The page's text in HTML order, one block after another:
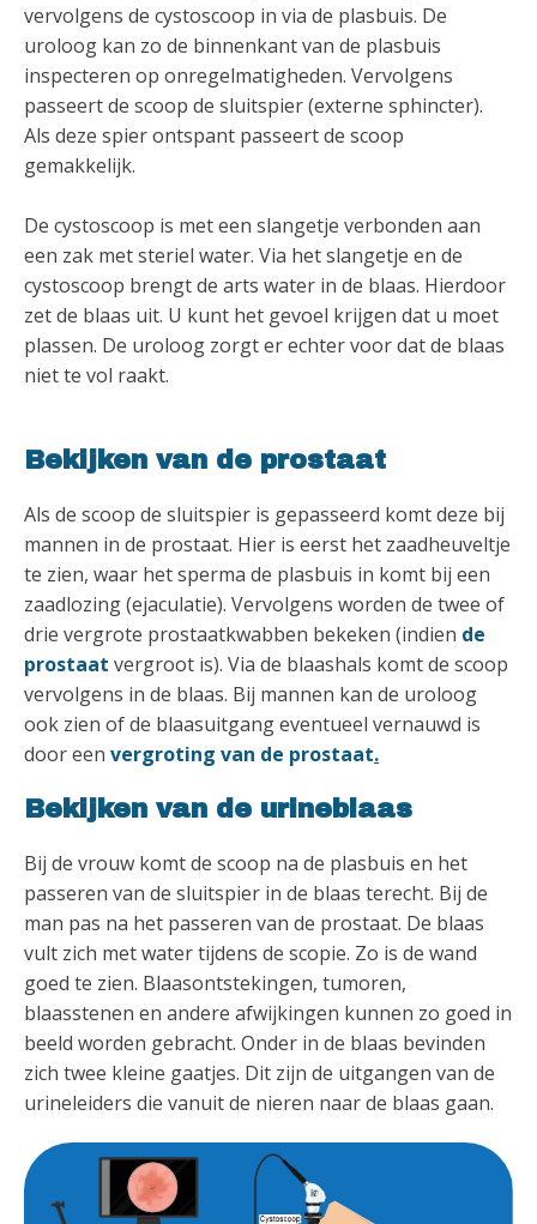
vervolgens de cystoscoop in via de plasbuis. De
uroloog kan zo de binnenkant van de plasbuis
inspecteren op onregelmatigheden. Vervolgens
passeert de scoop de sluitspier (externe sphincter).
Als deze spier ontspant passeert de scoop
gemakkelijk.
De cystoscoop is met een slangetje verbonden aan
een zak met steriel water. Via het slangetje en de
cystoscoop brengt de arts water in de blaas. Hierdoor
zet de blaas uit. U kunt het gevoel krijgen dat u moet
plassen. De uroloog zorgt er echter voor dat de blaas
niet te vol raakt.
Bekijken van de prostaat
Als de scoop de sluitspier is gepasseerd komt deze bij
mannen in de prostaat. Hier is eerst het zaadheuveltje
te zien, waar het sperma de plasbuis in komt bij een
zaadlozing (ejaculatie). Vervolgens worden de twee of
drie vergrote prostaatkwabben bekeken (indien de
prostaat vergroot is). Via de blaashals komt de scoop
vervolgens in de blaas. Bij mannen kan de uroloog
ook zien of de blaasuitgang eventueel vernauwd is
door een vergroting van de prostaat.
Bekijken van de urineblaas
Bij de vrouw komt de scoop na de plasbuis en het
passeren van de sluitspier in de blaas terecht. Bij de
man pas na het passeren van de prostaat. De blaas
vult zich met water tijdens de scopie. Zo is de wand
goed te zien. Blaasontstekingen, tumoren,
blaasstenen en andere afwijkingen kunnen zo goed in
beeld worden gebracht. Onder in de blaas bevinden
zich twee kleine gaatjes. Dit zijn de uitgangen van de
urineleiders die vanuit de nieren naar de blaas gaan.